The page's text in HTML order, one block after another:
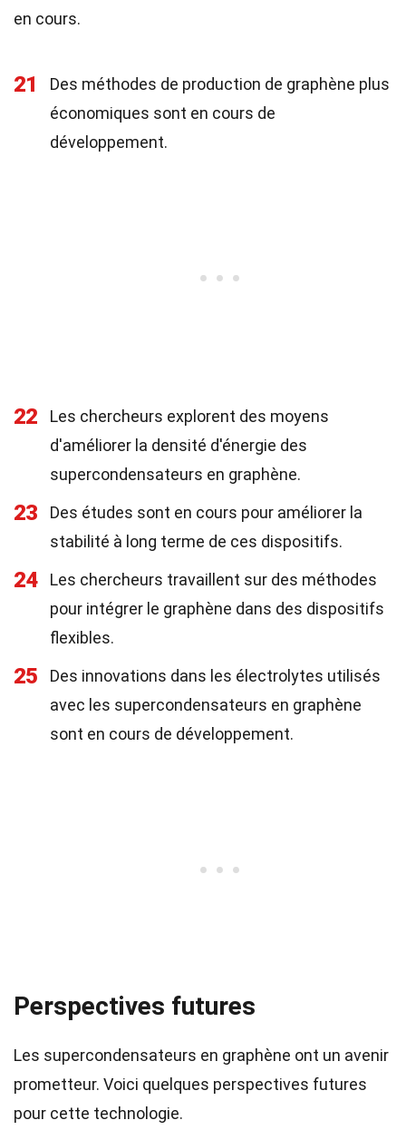
en cours.
21
Des méthodes de production de graphène plus
économiques sont en cours de
développement.
22
Les chercheurs explorent des moyens
d'améliorer la densité d'énergie des
supercondensateurs en graphène.
23
Des études sont en cours pour améliorer la
stabilité à long terme de ces dispositifs.
24
Les chercheurs travaillent sur des méthodes
pour intégrer le graphène dans des dispositifs
flexibles.
25
Des innovations dans les électrolytes utilisés
avec les supercondensateurs en graphène
sont en cours de développement.
Perspectives futures
Les supercondensateurs en graphène ont un avenir
prometteur. Voici quelques perspectives futures
pour cette technologie.